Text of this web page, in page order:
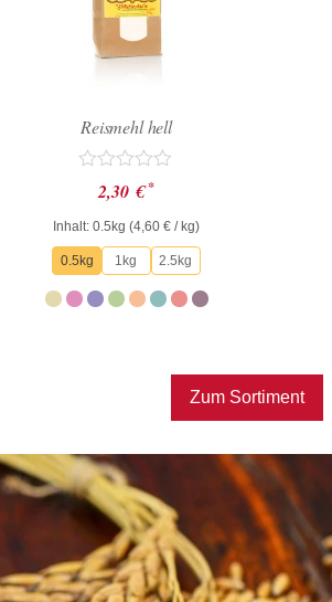
Reismehl hell
Bewertet
mit
0
von
5
2,30 € *
Inhalt: 0.5kg (4,60 € / kg)
0.5kg 1kg 2.5kg
Zum Sortiment